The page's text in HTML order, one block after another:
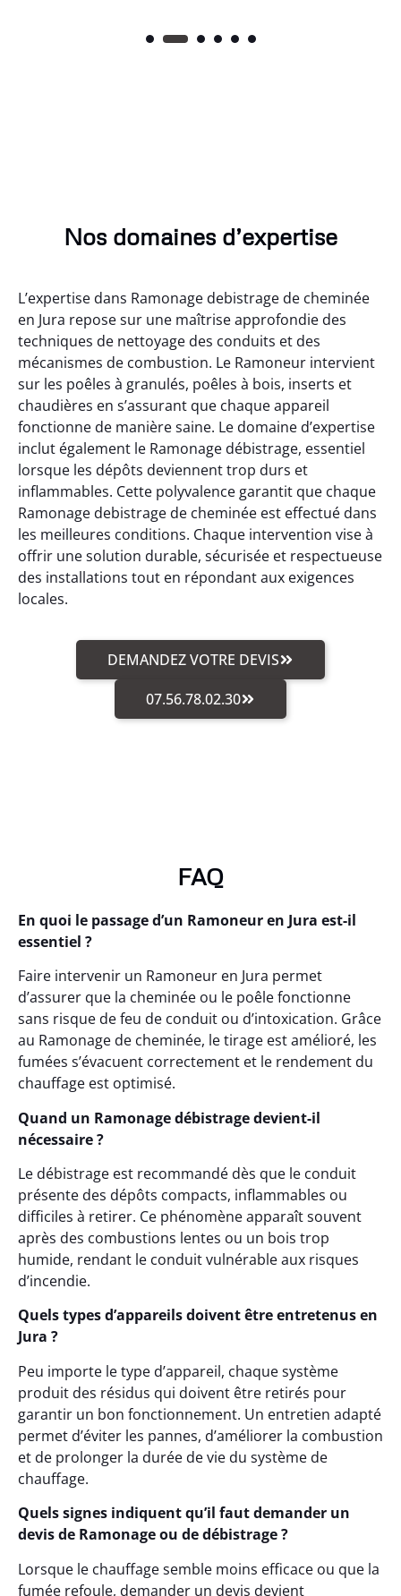
Nos domaines d’expertise
L’expertise dans Ramonage debistrage de cheminée
en Jura repose sur une maîtrise approfondie des
techniques de nettoyage des conduits et des
mécanismes de combustion. Le Ramoneur intervient
sur les poêles à granulés, poêles à bois, inserts et
chaudières en s’assurant que chaque appareil
fonctionne de manière saine. Le domaine d’expertise
inclut également le Ramonage débistrage, essentiel
lorsque les dépôts deviennent trop durs et
inflammables. Cette polyvalence garantit que chaque
Ramonage debistrage de cheminée est effectué dans
les meilleures conditions. Chaque intervention vise à
offrir une solution durable, sécurisée et respectueuse
des installations tout en répondant aux exigences
locales.
DEMANDEZ VOTRE DEVIS
07.56.78.02.30
FAQ
En quoi le passage d’un Ramoneur en Jura est-il
essentiel ?
Faire intervenir un Ramoneur en Jura permet
d’assurer que la cheminée ou le poêle fonctionne
sans risque de feu de conduit ou d’intoxication. Grâce
au Ramonage de cheminée, le tirage est amélioré, les
fumées s’évacuent correctement et le rendement du
chauffage est optimisé.
Quand un Ramonage débistrage devient-il
nécessaire ?
Le débistrage est recommandé dès que le conduit
présente des dépôts compacts, inflammables ou
difficiles à retirer. Ce phénomène apparaît souvent
après des combustions lentes ou un bois trop
humide, rendant le conduit vulnérable aux risques
d’incendie.
Quels types d’appareils doivent être entretenus en
Jura ?
Peu importe le type d’appareil, chaque système
produit des résidus qui doivent être retirés pour
garantir un bon fonctionnement. Un entretien adapté
permet d’éviter les pannes, d’améliorer la combustion
et de prolonger la durée de vie du système de
chauffage.
Quels signes indiquent qu’il faut demander un
devis de Ramonage ou de débistrage ?
Lorsque le chauffage semble moins efficace ou que la
fumée refoule, demander un devis devient